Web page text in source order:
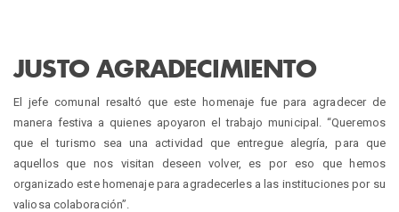
JUSTO AGRADECIMIENTO
El jefe comunal resaltó que este homenaje fue para agradecer de
manera festiva a quienes apoyaron el trabajo municipal. “Queremos
que el turismo sea una actividad que entregue alegría, para que
aquellos que nos visitan deseen volver, es por eso que hemos
organizado este homenaje para agradecerles a las instituciones por su
valiosa colaboración”.